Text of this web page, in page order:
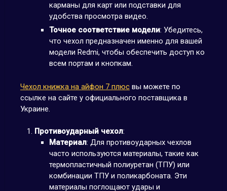
карманы для карт или подставки для
удобства просмотра видео.
Точное соответствие модели: Убедитесь,
что чехол предназначен именно для вашей
модели Redmi, чтобы обеспечить доступ ко
всем портам и кнопкам.
Чехол книжка на айфон 7 плюсвы можете по
ссылке на сайте у официального поставщика в
Украине.
Противоударный чехол:
Материал: Для противоударных чехлов
часто используются материалы, такие как
термопластичный полиуретан (ТПУ) или
комбинации ТПУ и поликарбоната. Эти
материалы поглощают удары и